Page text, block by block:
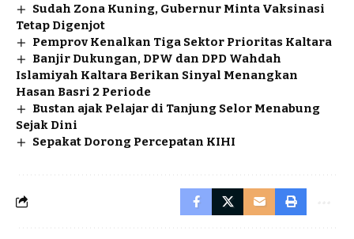
Sudah Zona Kuning, Gubernur Minta Vaksinasi
Tetap Digenjot
Pemprov Kenalkan Tiga Sektor Prioritas Kaltara
Banjir Dukungan, DPW dan DPD Wahdah
Islamiyah Kaltara Berikan Sinyal Menangkan
Hasan Basri 2 Periode
Bustan ajak Pelajar di Tanjung Selor Menabung
Sejak Dini
Sepakat Dorong Percepatan KIHI